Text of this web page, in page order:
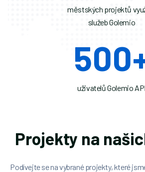
městských projektů
služeb Golemio
500
uživatelů Golemio API
Projekty na
Podívejte se na vybrané projekty, které